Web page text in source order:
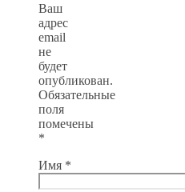
Ваш
адрес
email
не
будет
опубликован.
Обязательные
поля
помечены
*
Имя *